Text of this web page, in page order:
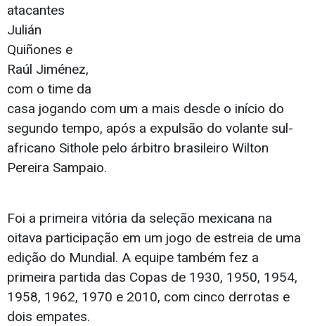
atacantes
Julián
Quiñones e
Raúl Jiménez,
com o time da
casa jogando com um a mais desde o início do
segundo tempo, após a expulsão do volante sul-
africano Sithole pelo árbitro brasileiro Wilton
Pereira Sampaio.
Foi a primeira vitória da seleção mexicana na
oitava participação em um jogo de estreia de uma
edição do Mundial. A equipe também fez a
primeira partida das Copas de 1930, 1950, 1954,
1958, 1962, 1970 e 2010, com cinco derrotas e
dois empates.